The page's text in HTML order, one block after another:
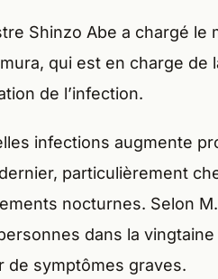
Shinzo Abe a chargé le
qui est en charge de
de l’infection.
infections augmente
dernier, particulièrement
nocturnes. Selon
dans la
de symptômes graves.